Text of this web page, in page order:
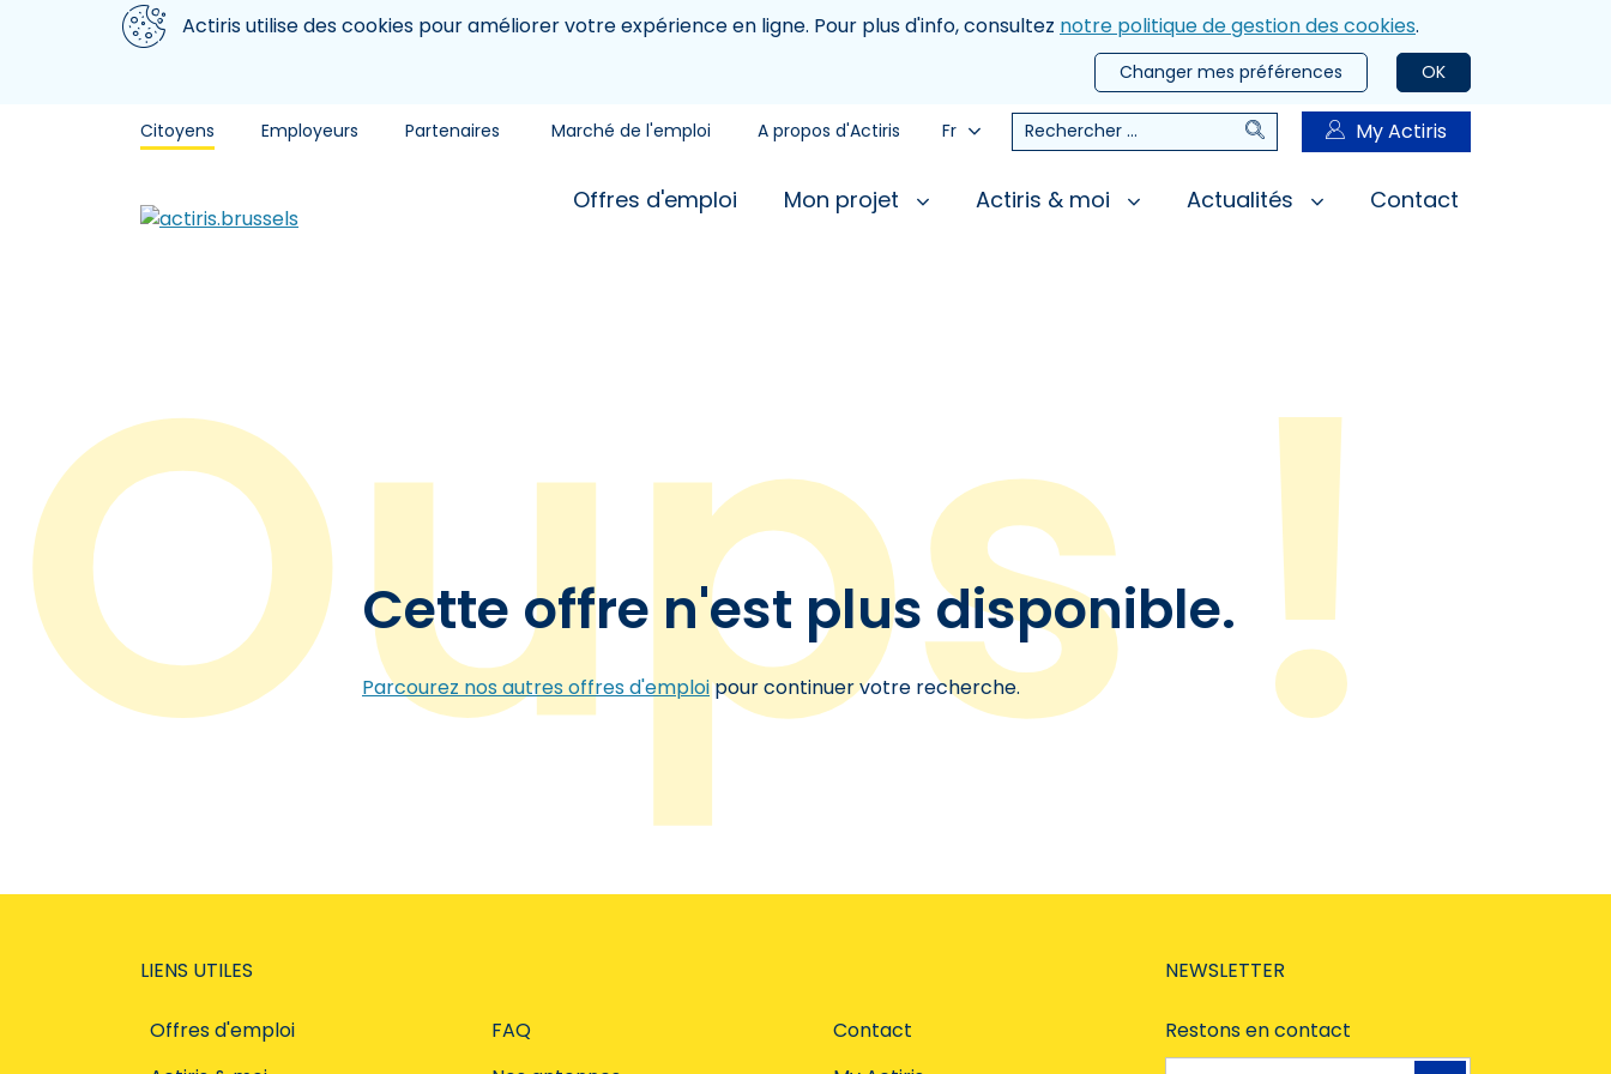
Aller au contenu principal
Nous utilisons des cookiesActiris utilise des cookies pour améliorer votre expérience en ligne. Pour plus d'info, consultez notre politique de gestion des cookies.
OK
Changer mes préférences
Citoyens Employeurs Partenaires Marché de l'emploi A propos d'Actiris Fr Rechercher RechercherMy Actiris
Offres d'emploi Mon projet Actiris & moi Actualités Contact
Cette offre n'est plus disponible.
Parcourez nos autres offres d'emploipour continuer votre recherche.
LIENS UTILES
Offres d'emploi
FAQ
Contact
NEWSLETTER
Restons en contact